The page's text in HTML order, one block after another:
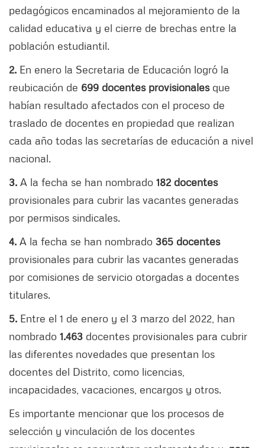
pedagógicos encaminados al mejoramiento de la
calidad educativa y el cierre de brechas entre la
población estudiantil.
2. En enero la Secretaria de Educación logró la
reubicación de 699 docentes provisionales que
habían resultado afectados con el proceso de
traslado de docentes en propiedad que realizan
cada año todas las secretarías de educación a nivel
nacional.
3. A la fecha se han nombrado 182 docentes
provisionales para cubrir las vacantes generadas
por permisos sindicales.
4. A la fecha se han nombrado 365 docentes
provisionales para cubrir las vacantes generadas
por comisiones de servicio otorgadas a docentes
titulares.
5. Entre el 1 de enero y el 3 marzo del 2022, han
nombrado 1.463 docentes provisionales para cubrir
las diferentes novedades que presentan los
docentes del Distrito, como licencias,
incapacidades, vacaciones, encargos y otros.
Es importante mencionar que los procesos de
selección y vinculación de los docentes